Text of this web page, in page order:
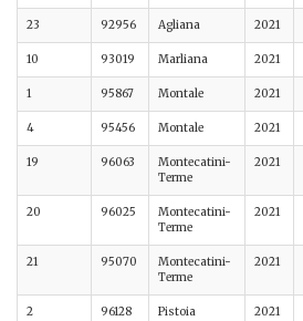
23 92956 Agliana 2021
10 93019 Marliana 2021
1 95867 Montale 2021
4 95456 Montale 2021
19 96063
Montecatini-
Terme
2021
20 96025
Montecatini-
Terme
2021
21 95070
Montecatini-
Terme
2021
2 96128 Pistoia 2021